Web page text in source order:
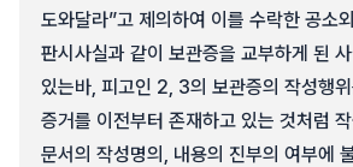
도와달라”고 제의하여 이를 수락한 공소
판시사실과 같이 보관증을 교부하게 된
있는바, 피고인 2, 3의 보관증의 작성행
증거를 이전부터 존재하고 있는 것처럼
문서의 작성명의, 내용의 진부의 여부에